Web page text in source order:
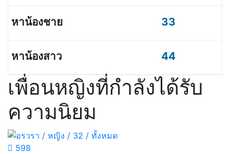
33
44
เพื่อนหญิงที่กำลังได้รับ
ความนิยม
598